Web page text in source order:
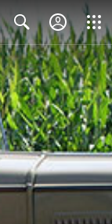
Search Close